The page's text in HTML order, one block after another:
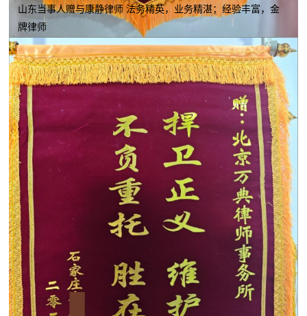
山东当事人赠与康静律师 法务精英，业务精湛；经验丰富，金
牌律师